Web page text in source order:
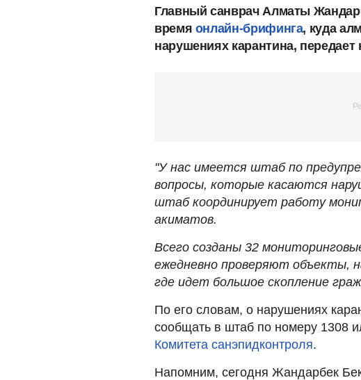
Главный санврач Алматы
время онлайн-брифинга, куда
нарушениях карантина, передает
"У нас имеется штаб по
вопросы, которые касаются
штаб координирует работу
акиматов.
Всего созданы 32
ежедневно проверяют объекты,
где идет большое скопление
По его словам, о нарушениях
сообщать в штаб по номеру 1308
Комитета санэпидконтроля.
Напомним, сегодня Жандарбек